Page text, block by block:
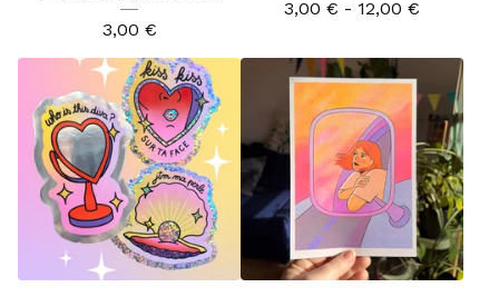
3,00 €
3,00 € - 12,00 €